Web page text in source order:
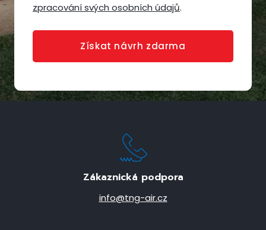
zpracování svých osobních údajů.
Získat návrh zdarma
Zákaznická podpora
info@tng-air.cz